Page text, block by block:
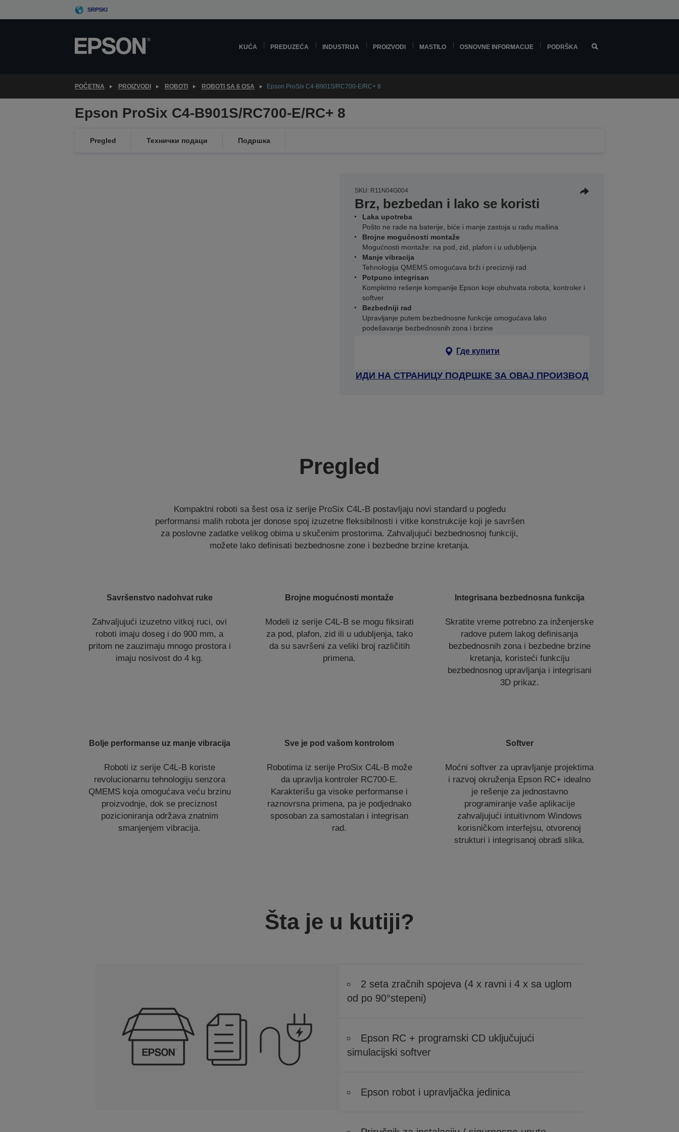
to
SRPSKI
KUĆA PREDUZEĆA INDUSTRIJA PROIZVODI MASTILO OSNOVNE INFORMACIJE PODRŠKA
POČETNA PROIZVODI ROBOTI ROBOTI SA 6 OSA Epson ProSix C4-B901S/RC700-E/RC+ 8
Epson ProSix C4-B901S/RC700-E/RC+ 8
Pregled Технички подаци Подршка
SKU: R11N04G004
Brz, bezbedan i lako se koristi
Laka upotreba
Pošto ne rade na baterije, biće i manje zastoja u radu mašina
Brojne mogućnosti montaže
Mogućnosti montaže: na pod, zid, plafon i u udubljenja
Manje vibracija
Tehnologija QMEMS omogućava brži i precizniji rad
Potpuno integrisan
Kompletno rešenje kompanije Epson koje obuhvata robota, kontroler i
softver
Bezbedniji rad
Upravljanje putem bezbednosne funkcije omogućava lako
podešavanje bezbednosnih zona i brzine
Где купити
ИДИ НА СТРАНИЦУ ПОДРШКЕ ЗА ОВАЈ ПРОИЗВОД
Pregled
Kompaktni roboti sa šest osa iz serije ProSix C4L-B postavljaju novi standard u pogledu
performansi malih robota jer donose spoj izuzetne fleksibilnosti i vitke konstrukcije koji je savršen
za poslovne zadatke velikog obima u skučenim prostorima. Zahvaljujući bezbednosnoj funkciji,
možete lako definisati bezbednosne zone i bezbedne brzine kretanja.
Savršenstvo nadohvat ruke
Zahvaljujući izuzetno vitkoj ruci, ovi
roboti imaju doseg i do 900 mm, a
pritom ne zauzimaju mnogo prostora i
imaju nosivost do 4 kg.
Brojne mogućnosti montaže
Modeli iz serije C4L-B se mogu fiksirati
za pod, plafon, zid ili u udubljenja, tako
da su savršeni za veliki broj različitih
primena.
Integrisana bezbednosna funkcija
Skratite vreme potrebno za inženjerske
radove putem lakog definisanja
bezbednosnih zona i bezbedne brzine
kretanja, koristeći funkciju
bezbednosnog upravljanja i integrisani
3D prikaz.
Bolje performanse uz manje vibracija
Roboti iz serije C4L-B koriste
revolucionarnu tehnologiju senzora
QMEMS koja omogućava veću brzinu
proizvodnje, dok se preciznost
pozicioniranja održava znatnim
smanjenjem vibracija.
Sve je pod vašom kontrolom
Robotima iz serije ProSix C4L-B može
da upravlja kontroler RC700-E.
Karakterišu ga visoke performanse i
raznovrsna primena, pa je podjednako
sposoban za samostalan i integrisan
rad.
Softver
Moćni softver za upravljanje projektima
i razvoj okruženja Epson RC+ idealno
je rešenje za jednostavno
programiranje vaše aplikacije
zahvaljujući intuitivnom Windows
korisničkom interfejsu, otvorenoj
strukturi i integrisanoj obradi slika.
Šta je u kutiji?
2 seta zračnih spojeva (4 x ravni i 4 x sa uglom
od po 90°stepeni)
Epson RC + programski CD uključujući
simulacijski softver
Epson robot i upravljačka jedinica